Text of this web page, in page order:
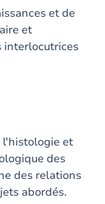
et de
et
interlocutrices
l'histologie et
des
des relations
abordés.